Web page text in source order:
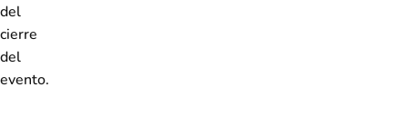
del
cierre
del
evento.